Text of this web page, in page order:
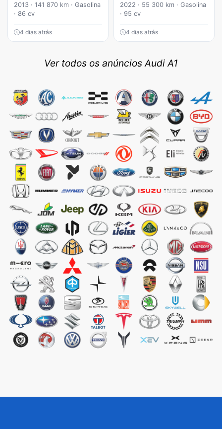
2013 · 141 870 km · Gasolina
· 86 cv
4 dias atrás
2022 · 55 300 km · Gasolina
· 95 cv
4 dias atrás
Ver todos os anúncios Audi A1